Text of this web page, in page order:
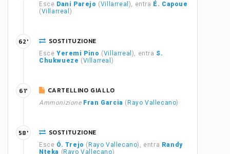
Esce Dani Parejo (Villarreal ), entra É. Capoue
(Villarreal )
SOSTITUZIONE
Esce Yeremi Pino (Villarreal ), entra S.
Chukwueze (Villarreal )
62'
CARTELLINO GIALLO
Ammonizione Fran Garcia ( Rayo Vallecano)
61'
SOSTITUZIONE
Esce Ó. Trejo ( Rayo Vallecano), entra Randy
Nteka ( Rayo Vallecano)
58'